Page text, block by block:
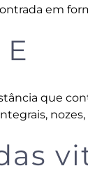
em
que